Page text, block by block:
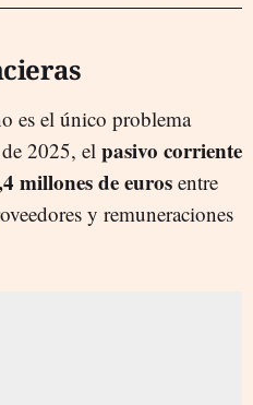
es el único problema
2025, el pasivo corriente
millones de euros entre
y remuneraciones